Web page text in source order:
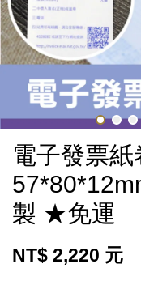
電子發票紙
製 ★免運
NT$ 2,220 元